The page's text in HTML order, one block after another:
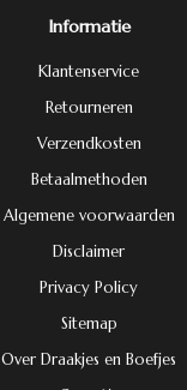
Informatie
Klantenservice
Retourneren
Verzendkosten
Betaalmethoden
Algemene voorwaarden
Disclaimer
Privacy Policy
Sitemap
Over Draakjes en Boefjes